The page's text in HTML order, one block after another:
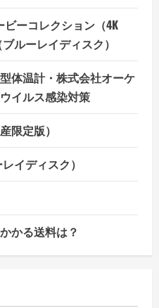
ーコレクション（4K
ルーレイディスク）
体温計・株式会社オーケ
イルス感染対策
限定版）
イディスク）
かる送料は？